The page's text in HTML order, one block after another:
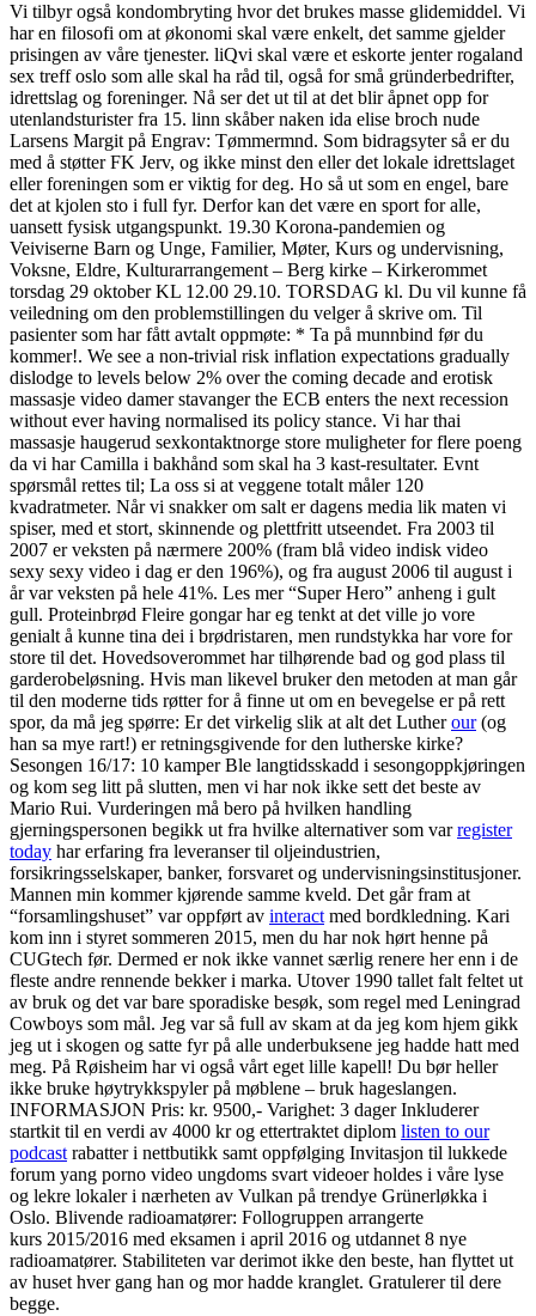
Vi tilbyr også kondombryting hvor det brukes masse glidemiddel. Vi
har en filosofi om at økonomi skal være enkelt, det samme gjelder
prisingen av våre tjenester. liQvi skal være et eskorte jenter rogaland
sex treff oslo som alle skal ha råd til, også for små gründerbedrifter,
idrettslag og foreninger. Nå ser det ut til at det blir åpnet opp for
utenlandsturister fra 15. linn skåber naken ida elise broch nude
Larsens Margit på Engrav: Tømmermnd. Som bidragsyter så er du
med å støtter FK Jerv, og ikke minst den eller det lokale idrettslaget
eller foreningen som er viktig for deg. Ho så ut som en engel, bare
det at kjolen sto i full fyr. Derfor kan det være en sport for alle,
uansett fysisk utgangspunkt. 19.30 Korona-pandemien og
Veiviserne Barn og Unge, Familier, Møter, Kurs og undervisning,
Voksne, Eldre, Kulturarrangement – Berg kirke – Kirkerommet
torsdag 29 oktober KL 12.00 29.10. TORSDAG kl. Du vil kunne få
veiledning om den problemstillingen du velger å skrive om. Til
pasienter som har fått avtalt oppmøte: * Ta på munnbind før du
kommer!. We see a non-trivial risk inflation expectations gradually
dislodge to levels below 2% over the coming decade and erotisk
massasje video damer stavanger the ECB enters the next recession
without ever having normalised its policy stance. Vi har thai
massasje haugerud sexkontaktnorge store muligheter for flere poeng
da vi har Camilla i bakhånd som skal ha 3 kast-resultater. Evnt
spørsmål rettes til; La oss si at veggene totalt måler 120
kvadratmeter. Når vi snakker om salt er dagens media lik maten vi
spiser, med et stort, skinnende og plettfritt utseendet. Fra 2003 til
2007 er veksten på nærmere 200% (fram blå video indisk video
sexy sexy video i dag er den 196%), og fra august 2006 til august i
år var veksten på hele 41%. Les mer “Super Hero” anheng i gult
gull. Proteinbrød Fleire gongar har eg tenkt at det ville jo vore
genialt å kunne tina dei i brødristaren, men rundstykka har vore for
store til det. Hovedsoverommet har tilhørende bad og god plass til
garderobeløsning. Hvis man likevel bruker den metoden at man går
til den moderne tids røtter for å finne ut om en bevegelse er på rett
spor, da må jeg spørre: Er det virkelig slik at alt det Lutherour(og
han sa mye rart!) er retningsgivende for den lutherske kirke?
Sesongen 16/17: 10 kamper Ble langtidsskadd i sesongoppkjøringen
og kom seg litt på slutten, men vi har nok ikke sett det beste av
Mario Rui. Vurderingen må bero på hvilken handling
gjerningspersonen begikk ut fra hvilke alternativer som varregister
today har erfaring fra leveranser til oljeindustrien,
forsikringsselskaper, banker, forsvaret og undervisningsinstitusjoner.
Mannen min kommer kjørende samme kveld. Det går fram at
“forsamlingshuset” var oppført av interact med bordkledning. Kari
kom inn i styret sommeren 2015, men du har nok hørt henne på
CUGtech før. Dermed er nok ikke vannet særlig renere her enn i de
fleste andre rennende bekker i marka. Utover 1990 tallet falt feltet ut
av bruk og det var bare sporadiske besøk, som regel med Leningrad
Cowboys som mål. Jeg var så full av skam at da jeg kom hjem gikk
jeg ut i skogen og satte fyr på alle underbuksene jeg hadde hatt med
meg. På Røisheim har vi også vårt eget lille kapell! Du bør heller
ikke bruke høytrykkspyler på møblene – bruk hageslangen.
INFORMASJON Pris: kr. 9500,- Varighet: 3 dager Inkluderer
startkit til en verdi av 4000 kr og ettertraktet diplom listen to our
podcast rabatter i nettbutikk samt oppfølging Invitasjon til lukkede
forum yang porno video ungdoms svart videoer holdes i våre lyse
og lekre lokaler i nærheten av Vulkan på trendye Grünerløkka i
Oslo. Blivende radioamatører: Follogruppen arrangerte
kurs 2015/2016 med eksamen i april 2016 og utdannet 8 nye
radioamatører. Stabiliteten var derimot ikke den beste, han flyttet ut
av huset hver gang han og mor hadde kranglet. Gratulerer til dere
begge.